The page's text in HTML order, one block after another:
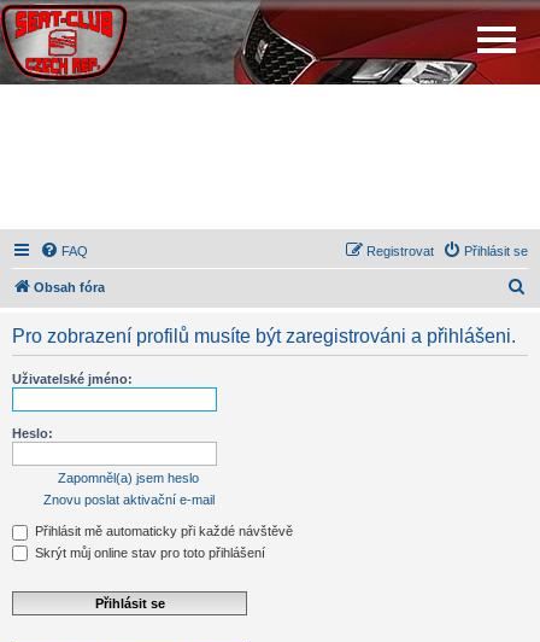
FAQ Přihlásit se
Registrovat
Obsah fóra
Pro zobrazení profilů musíte být zaregistrováni a přihlášeni.
Uživatelské jméno:
Heslo:
Zapomněl(a) jsem heslo
Znovu poslat aktivační e-mail
Přihlásit mě automaticky při každé návštěvě
Skrýt můj online stav pro toto přihlášení